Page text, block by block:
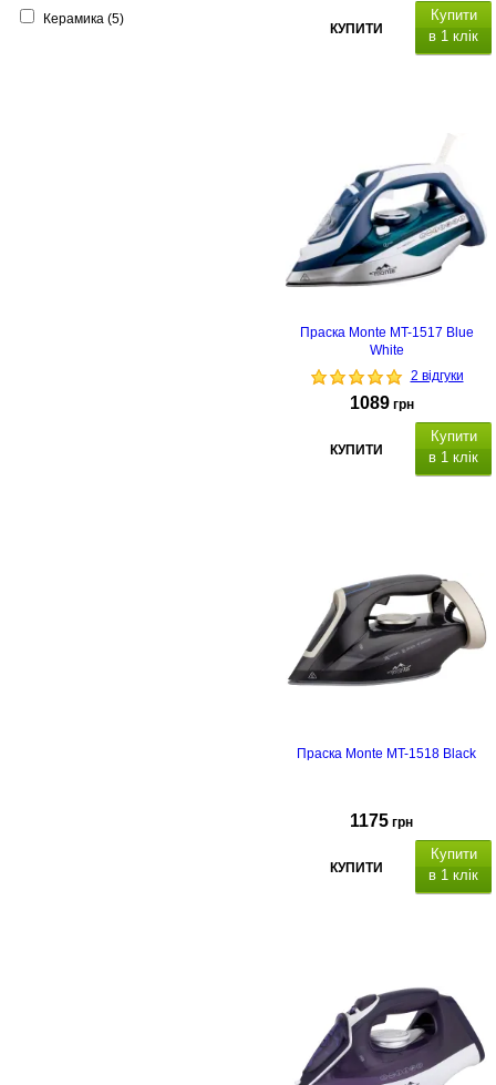
Керамика (5)
КУПИТИ
Купити
в 1 клік
Праска Monte MT-1517 Blue
White
2 відгуки
1089 грн
КУПИТИ
Купити
в 1 клік
Праска Monte MT-1518 Black
1175 грн
КУПИТИ
Купити
в 1 клік